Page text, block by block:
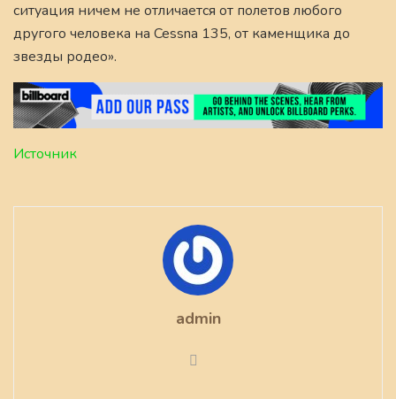
ситуация ничем не отличается от полетов любого
другого человека на Cessna 135, от каменщика до
звезды родео».
Источник
admin